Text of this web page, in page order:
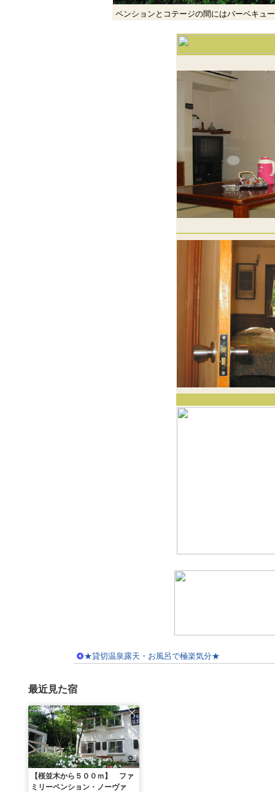
ペンションとコテージの間にはバーベキュ
★貸切温泉露天・お風呂で極楽気分★
最近見た宿
【桜並木から５００ｍ】 ファ
ミリーペンション・ノーヴァ